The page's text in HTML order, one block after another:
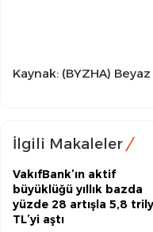
Kaynak: (BYZHA)
İlgili Makaleler
VakıfBank’ın aktif
büyüklüğü yıllık bazda
yüzde 28 artışla 5,8
TL’yi aştı